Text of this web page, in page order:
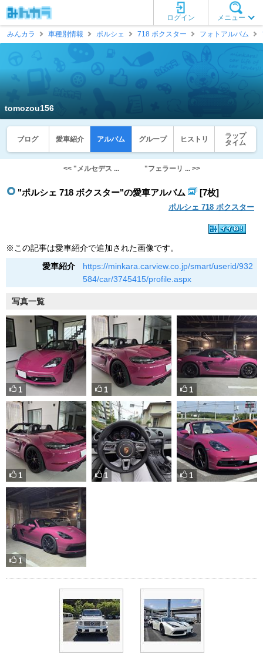
メニュー
ログイン
みんカラ
車種別情報 ポルシェ 718 ボクスター フォトアルバム
tomozou156
ブログ 愛車紹介 アルバム グループ ヒストリ
ラップ
タイム
<< "メルセデス ... "フェラーリ ... >>
"ポルシェ 718 ボクスター"の愛車アルバム [7枚]
ポルシェ 718 ボクスター
※この記事は愛車紹介で追加された画像です。
愛車紹介
https://minkara.carview.co.jp/smart/userid/932
584/car/3745415/profile.aspx
写真一覧
1 1 1
1 1 1
1